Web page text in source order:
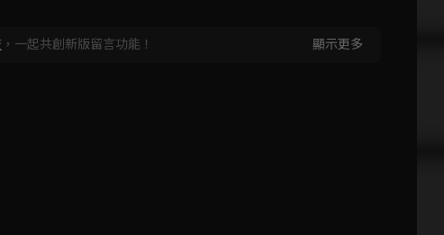
，一起共創新版留言功能！ 顯示更多